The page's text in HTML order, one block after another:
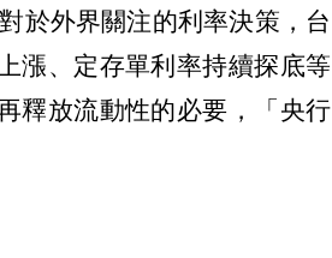
於外界關注的利率決策，台
漲、定存單利率持續探底等
釋放流動性的必要，「央行